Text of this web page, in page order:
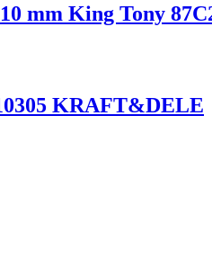
mm King Tony
KRAFT&DELE